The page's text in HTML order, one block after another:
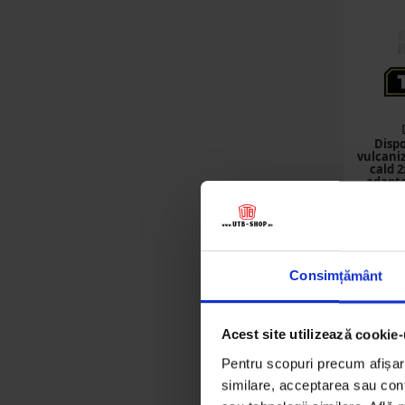
Consimțământ
Acest site utilizează
Pentru scopuri precum
similare, acceptarea sau
cald